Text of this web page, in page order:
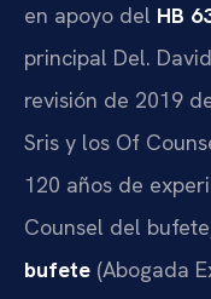
en apoyo del HB
principal Del.
revisión de 2019
Sris y los Of
120 años de
Counsel del
bufete (Abogada